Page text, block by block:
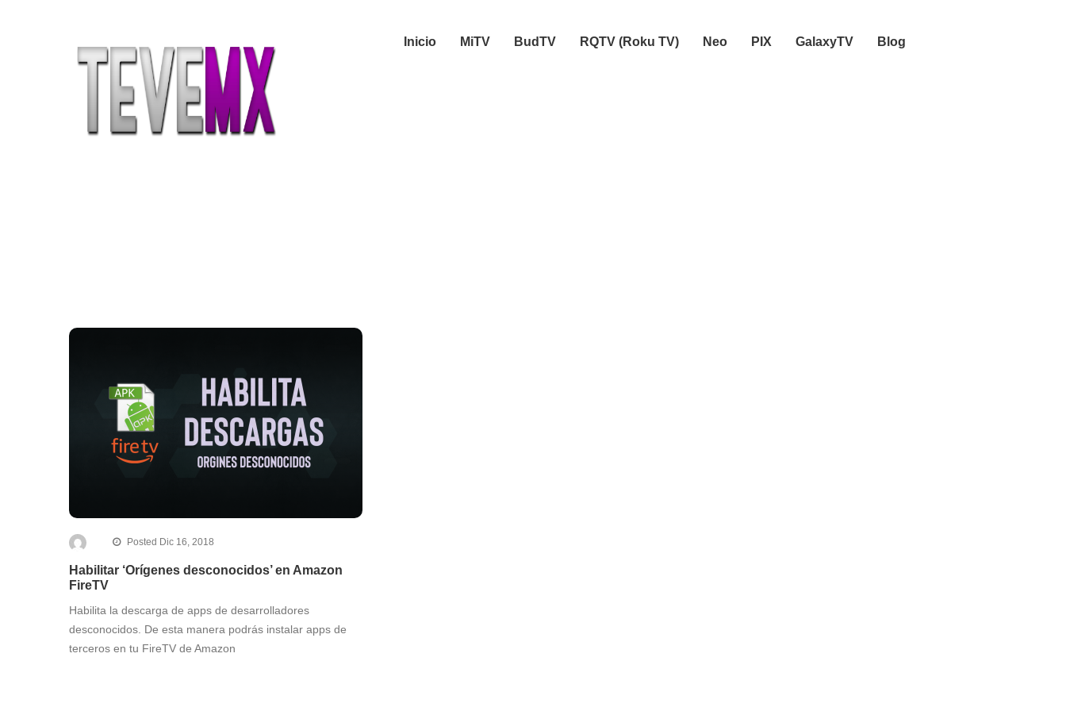
Inicio MiTV BudTV RQTV (Roku TV) Neo PIX GalaxyTV Blog
Posted Dic 16, 2018
Habilitar ‘Orígenes desconocidos’ en Amazon
FireTV
Habilita la descarga de apps de desarrolladores
desconocidos. De esta manera podrás instalar apps de
terceros en tu FireTV de Amazon